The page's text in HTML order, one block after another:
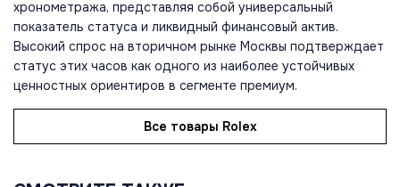
хронометража, представляя собой универсальный
показатель статуса и ликвидный финансовый актив.
Высокий спрос на вторичном рынке Москвы подтверждает
статус этих часов как одного из наиболее устойчивых
ценностных ориентиров в сегменте премиум.
Все товары Rolex